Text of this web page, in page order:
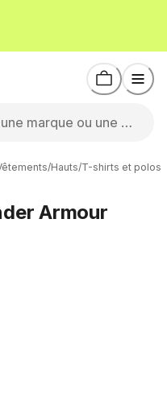
/Hauts/T-shirts et polos
Armour